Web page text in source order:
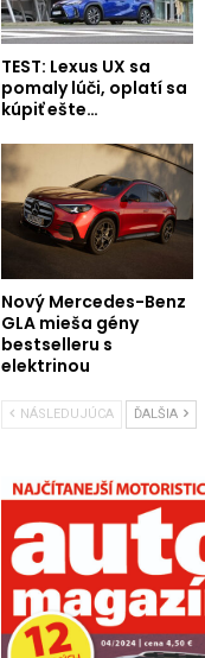
TEST: Lexus UX sa
pomaly lúči, oplatí sa
kúpiť ešte…
Nový Mercedes-Benz
GLA mieša gény
bestselleru s
elektrinou
NÁSLEDUJÚCA ĎALŠIA